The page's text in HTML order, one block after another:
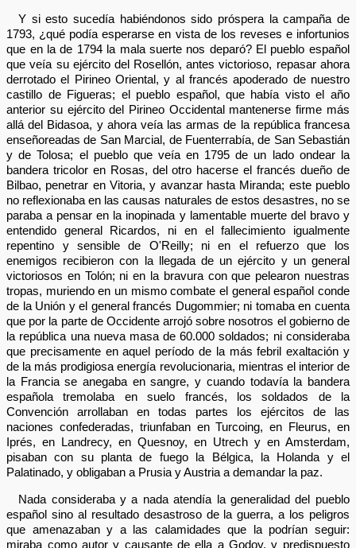
Y si esto sucedía habiéndonos sido próspera la campaña de
1793, ¿qué podía esperarse en vista de los reveses e infortunios
que en la de 1794 la mala suerte nos deparó? El pueblo español
que veía su ejército del Rosellón, antes victorioso, repasar ahora
derrotado el Pirineo Oriental, y al francés apoderado de nuestro
castillo de Figueras; el pueblo español, que había visto el año
anterior su ejército del Pirineo Occidental mantenerse firme más
allá del Bidasoa, y ahora veía las armas de la república francesa
enseñoreadas de San Marcial, de Fuenterrabía, de San Sebastián
y de Tolosa; el pueblo que veía en 1795 de un lado ondear la
bandera tricolor en Rosas, del otro hacerse el francés dueño de
Bilbao, penetrar en Vitoria, y avanzar hasta Miranda; este pueblo
no reflexionaba en las causas naturales de estos desastres, no se
paraba a pensar en la inopinada y lamentable muerte del bravo y
entendido general Ricardos, ni en el fallecimiento igualmente
repentino y sensible de O'Reilly; ni en el refuerzo que los
enemigos recibieron con la llegada de un ejército y un general
victoriosos en Tolón; ni en la bravura con que pelearon nuestras
tropas, muriendo en un mismo combate el general español conde
de la Unión y el general francés Dugommier; ni tomaba en cuenta
que por la parte de Occidente arrojó sobre nosotros el gobierno de
la república una nueva masa de 60.000 soldados; ni consideraba
que precisamente en aquel período de la más febril exaltación y
de la más prodigiosa energía revolucionaria, mientras el interior de
la Francia se anegaba en sangre, y cuando todavía la bandera
española tremolaba en suelo francés, los soldados de la
Convención arrollaban en todas partes los ejércitos de las
naciones confederadas, triunfaban en Turcoing, en Fleurus, en
Iprés, en Landrecy, en Quesnoy, en Utrech y en Amsterdam,
pisaban con su planta de fuego la Bélgica, la Holanda y el
Palatinado, y obligaban a Prusia y Austria a demandar la paz.
Nada consideraba y a nada atendía la generalidad del pueblo
español sino al resultado desastroso de la guerra, a los peligros
que amenazaban y a las calamidades que la podrían seguir:
miraba como autor y causante de ella a Godoy, y predispuesto